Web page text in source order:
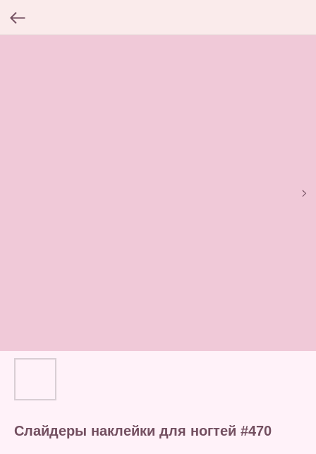
Слайдеры наклейки для ногтей #470